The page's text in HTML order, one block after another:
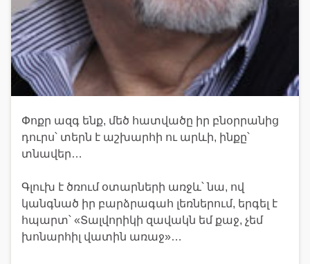
Փոքր ազգ ենք, մեծ հատվածը իր բնօրրանից
դուրս՝ տերն է աշխարհի ու արևի, ինքը՝
տնավեր…
Գլուխ է ծռում օտարների առջև՝ նա, ով
կանգնած իր բարձրագահ լեռներում, երգել է
հպարտ՝ «Տալվորիկի զավակն եմ քաջ, չեմ
խոնարհիլ վատին առաջ»…